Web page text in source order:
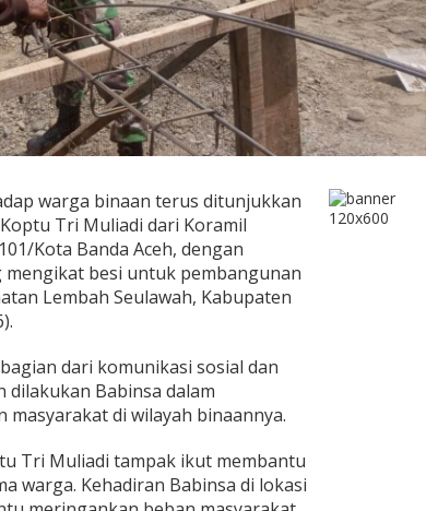
warga binaan terus ditunjukkan
Tri Muliadi dari Koramil
Kota Banda Aceh, dengan
besi untuk pembangunan
Lembah Seulawah, Kabupaten
dari komunikasi sosial dan
Babinsa dalam
di wilayah binaannya.
Tri Muliadi tampak ikut membantu
warga. Kehadiran Babinsa di lokasi